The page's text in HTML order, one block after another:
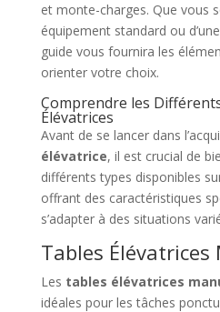
et monte-charges. Que vous
équipement standard ou
guide vous fournira les
orienter votre choix.
Comprendre les
Élévatrices
Avant de se lancer dans
élévatrice, il est crucial de
différents types disponibles
offrant des caractéristiques
s’adapter à des situations
Tables Élévatrices
Les tables élévatrices
idéales pour les tâches